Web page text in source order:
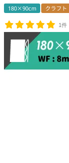
180×90cm クラフト
1件